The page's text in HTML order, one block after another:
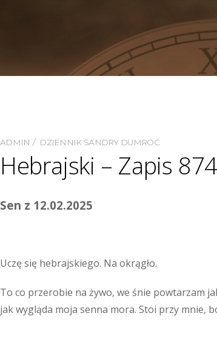
ADMIN DZIENNIK SANDRY DUMROC
Hebrajski – Zapis 874
Sen z 12.02.2025
Uczę się hebrajskiego. Na okrągło.
To co przerobie na żywo, we śnie powtarzam
jak wygląda moja senna mora. Stoi przy mnie,